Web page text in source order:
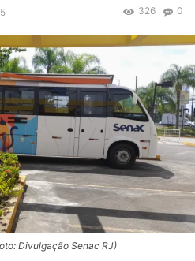
0
326
Divulgação Senac RJ)